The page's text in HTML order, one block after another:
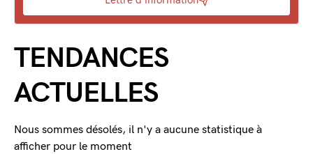
TENDANCES
ACTUELLES
Nous sommes désolés, il n'y a aucune statistique à
afficher pour le moment